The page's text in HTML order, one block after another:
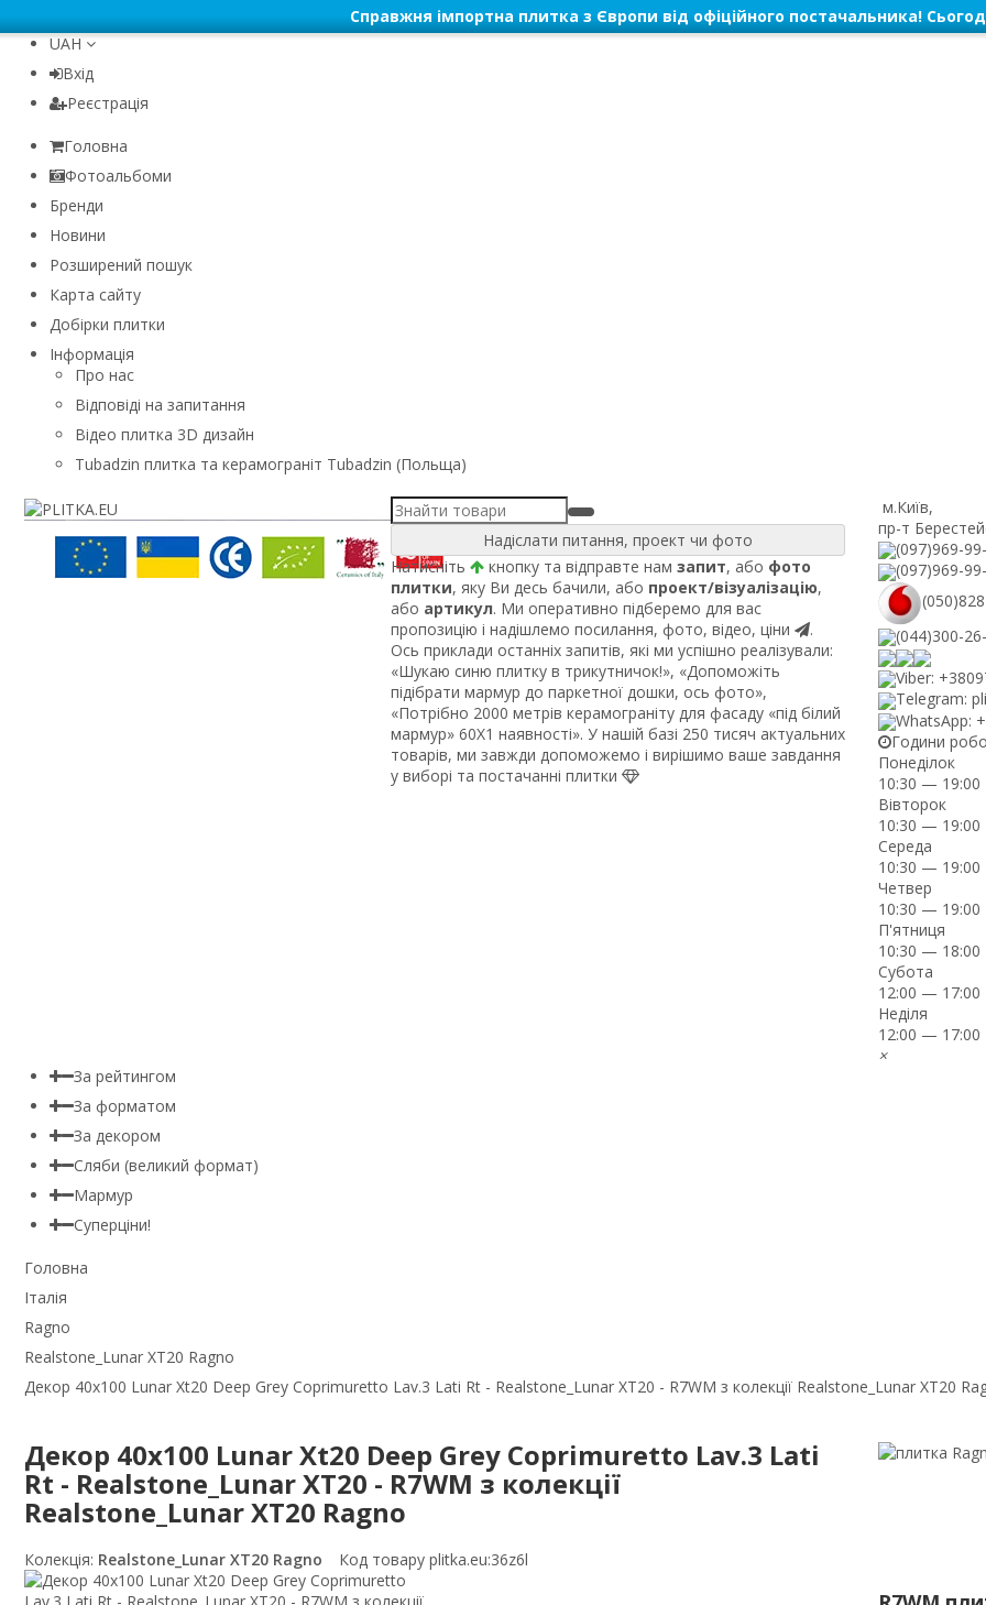
Справжня імпортна плитка з Європи від офіційного постачальника!
UAH
Вхід
Реєстрація
Головна
Фотоальбоми
Бренди
Новини
Розширений пошук
Карта сайту
Добірки плитки
Інформація
Про нас
Відповіді на запитання
Відео плитка 3D дизайн
Tubadzin плитка та керамограніт Tubadzin (Польща)
Надіслати питання, проект чи фото
Натисніть
кнопку та відправте нам запит, або фото
плитки, яку Ви десь бачили, або проект/візуалізацію,
або артикул. Ми оперативно підберемо для вас
пропозицію і надішлемо посилання, фото, відео, ціни
.
Ось приклади останніх запитів, які ми успішно реалізували:
«Шукаю синю плитку в трикутничок!», «Допоможіть
підібрати мармур до паркетної дошки, ось фото»,
«Потрібно 2000 метрів керамограніту для фасаду «під білий
мармур» 60Х1 наявності». У нашій базі 250 тисяч актуальних
товарів, ми завжди допоможемо і вирішимо ваше завдання
у виборі та постачанні плитки
м.Київ,
пр-т
(097)969-
(097)969-
(044)300-
Viber:
Telegram:
WhatsApp:
Години
Понеділок
10:30 — 19:00
Вівторок
10:30 — 19:00
Середа
10:30 — 19:00
Четвер
10:30 — 19:00
П'ятниця
10:30 — 18:00
Субота
12:00 — 17:00
Неділя
12:00 — 17:00
×
За рейтингом
За форматом
За декором
Сляби (великий формат)
Мармур
Суперціни!
Головна
Італія
Ragno
Realstone_Lunar XT20 Ragno
Декор 40x100 Lunar Xt20 Deep Grey Coprimuretto Lav.3 Lati Rt - Realstone_Lunar XT20 - R7WM з колекції Realstone_Lunar XT20
Декор 40x100 Lunar Xt20 Deep Grey Coprimuretto Lav.3 Lati
Rt - Realstone_Lunar XT20 - R7WM з колекції
Realstone_Lunar XT20 Ragno
Колекція: Realstone_Lunar XT20 Ragno Код товару plitka.eu:36z6l